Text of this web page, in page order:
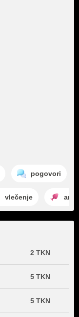
pogovori
vlečenje
2 TKN
5 TKN
5 TKN